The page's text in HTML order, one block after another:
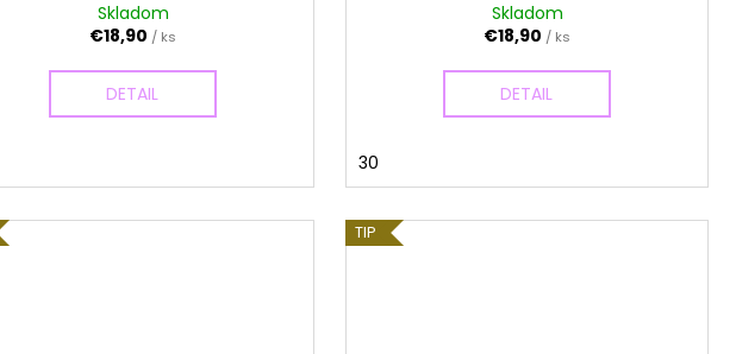
Skladom
€18,90 / ks
DETAIL
Skladom
€18,90 / ks
DETAIL
30
TIP